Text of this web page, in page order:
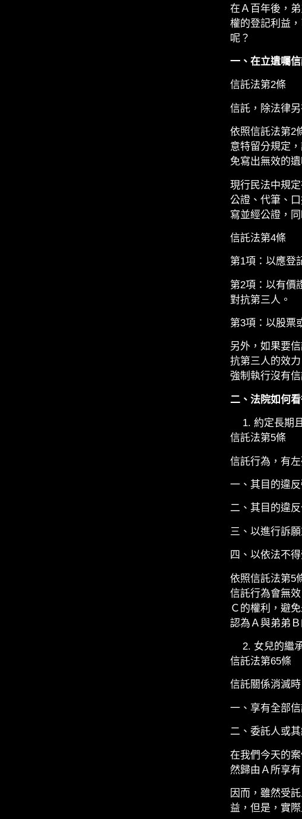
在Ａ百年後，
權的登記利益
呢？
一、在立遺囑
信託法第2條
信託，除法律
依照信託法第2
意特留分規定
免寫出無效的
現行民法中規
公證、代筆、
寫並經公證，
信託法第4條
第1項：以應登
第2項：以有價
對抗第三人。
第3項：以股票
另外，如果要
抗第三人的效
強制執行沒有
二、法院如何
約定長期
信託法第5條
信託行為，有
一、其目的違
二、其目的違
三、以進行訴
四、以依法不
依照信託法第5
信託行為會無
Ｃ的權利，避
認為Ａ與弟弟
女兒的繼
信託法第65條
信託關係消滅
一、享有全部
二、委託人或其
在我們今天的
然歸由Ａ所享
因而，雖然受
益，但是，實